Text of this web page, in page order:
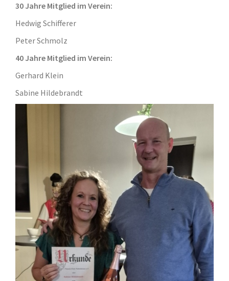
30 Jahre Mitglied im Verein:
Hedwig Schifferer
Peter Schmolz
40 Jahre Mitglied im Verein:
Gerhard Klein
Sabine Hildebrandt